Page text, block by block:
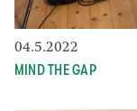
04.5.2022
MIND THE GAP